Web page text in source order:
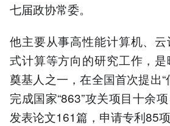
七届政协常委。
他主要从事高性能计算机、
式计算等方向的研究工作，
奠基人之一，在全国首次提出“
完成国家“863”攻关项目十余
发表论文161篇，申请专利85